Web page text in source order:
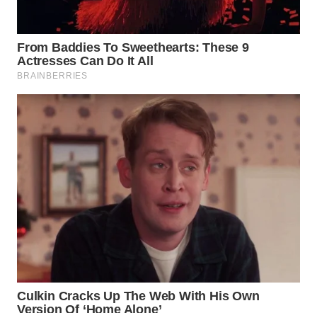
WAHANA
LISTRIK
WAHANA
TRAVEL
WAHANA
TV
WAHANANEWS
WAHANANEWS
CO ID
WAHANANEWS
NET